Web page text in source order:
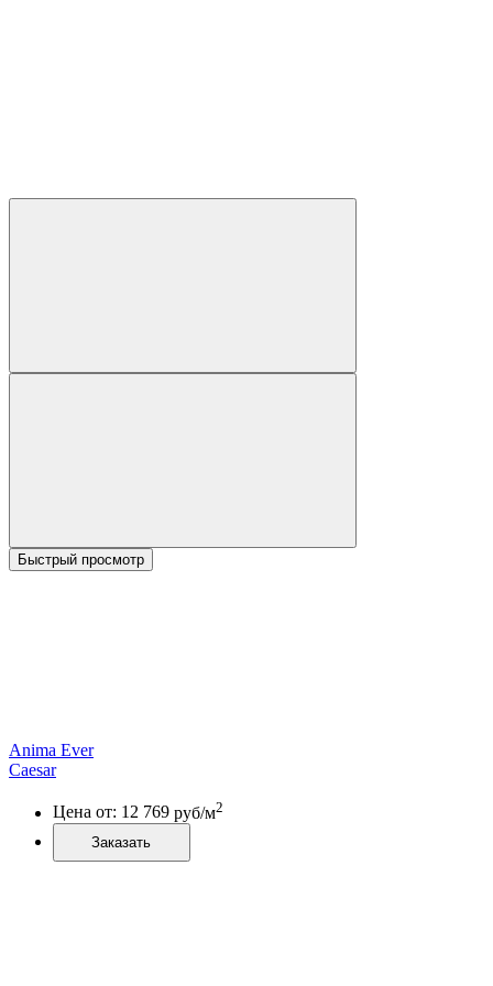
Быстрый просмотр
Anima Ever
Caesar
Цена от: 12 769 руб/м2
Заказать